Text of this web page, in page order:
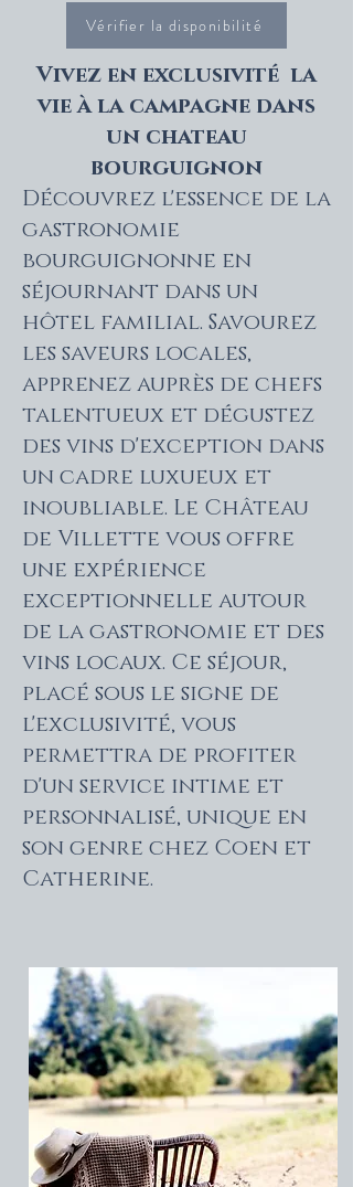
Vérifier la disponibilité
Vivez en exclusivité la
vie à la campagne dans
un chateau
bourguignon
Découvrez l'essence de la
gastronomie
bourguignonne en
séjournant dans un
hôtel familial. Savourez
les saveurs locales,
apprenez auprès de chefs
talentueux et dégustez
des vins d'exception dans
un cadre luxueux et
inoubliable. Le Château
de Villette vous offre
une expérience
exceptionnelle autour
de la gastronomie et des
vins locaux. Ce séjour,
placé sous le signe de
l'exclusivité, vous
permettra de profiter
d'un service intime et
personnalisé, unique en
son genre chez Coen et
Catherine.